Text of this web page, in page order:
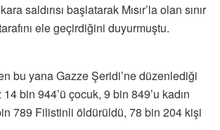
saldırısı başlatarak Mısır’la olan sınır
ele geçirdiğini duyurmuştu.
bu yana Gazze Şeridi’ne düzenlediği
14 bin 944’ü çocuk, 9 bin 849’u kadın
789 Filistinli öldürüldü, 78 bin 204 kişi